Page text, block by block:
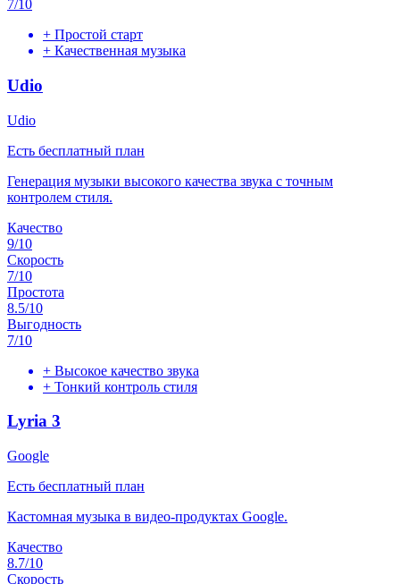
7/10
+ Простой старт
+ Качественная музыка
Udio
Udio
Есть бесплатный план
Генерация музыки высокого качества звука с точным
контролем стиля.
Качество
9/10
Скорость
7/10
Простота
8.5/10
Выгодность
7/10
+ Высокое качество звука
+ Тонкий контроль стиля
Lyria 3
Google
Есть бесплатный план
Кастомная музыка в видео-продуктах Google.
Качество
8.7/10
Скорость